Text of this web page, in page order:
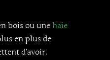
bois ou une haie
en plus de
d’avoir.